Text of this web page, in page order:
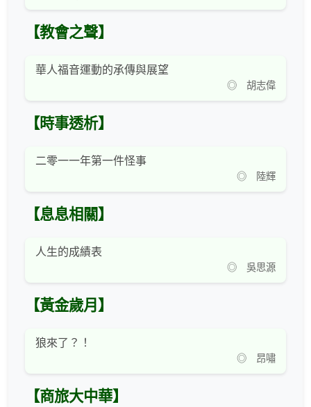
【教會之聲】
華人福音運動的承傳與展望
◎ 胡志偉
【時事透析】
二零一一年第一件怪事
◎ 陸輝
【息息相關】
人生的成績表
◎ 吳思源
【黃金歲月】
狼來了？！
◎ 昂嘯
【商旅大中華】